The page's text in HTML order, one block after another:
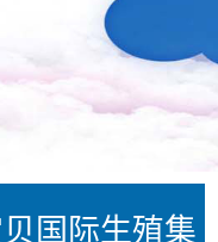
国际生殖集